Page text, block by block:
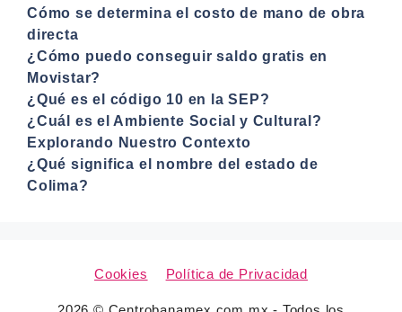
Cómo se determina el costo de mano de obra
directa
¿Cómo puedo conseguir saldo gratis en
Movistar?
¿Qué es el código 10 en la SEP?
¿Cuál es el Ambiente Social y Cultural?
Explorando Nuestro Contexto
¿Qué significa el nombre del estado de
Colima?
Cookies Política de Privacidad